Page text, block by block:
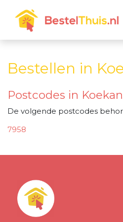
Bestellen in
Postcodes in
De volgende postcodes
7958